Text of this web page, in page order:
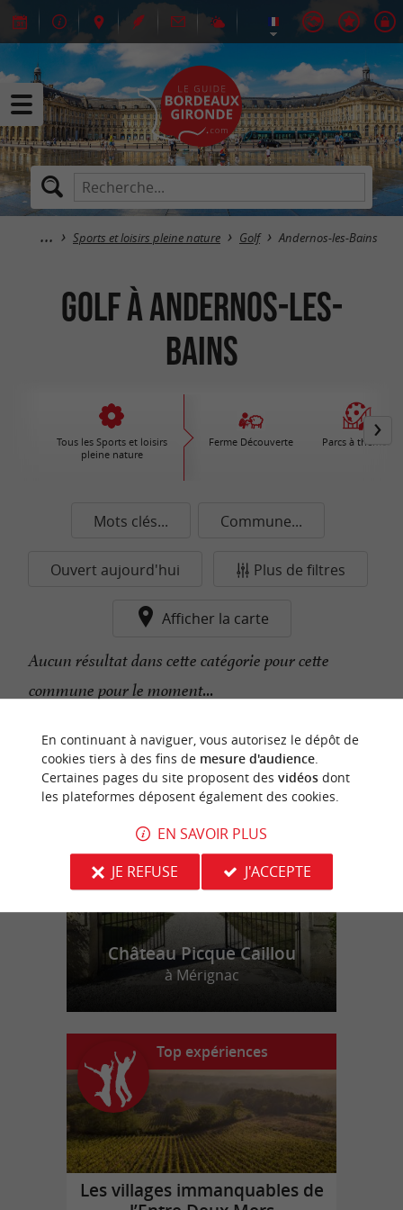
Sports et loisirs pleine nature Golf Andernos-les-Bains
Golf à Andernos-les-
Bains
Tous les Sports et loisirs
pleine nature
Ferme Découverte Parcs à thèmes
Mots clés... Commune...
Ouvert aujourd'hui Plus de filtres
Afficher la carte
Aucun résultat dans cette catégorie pour cette
commune pour le moment...
n
o
t
r
e
c
o
u
p
d
e
c
o
e
u
r
Château Picque Caillou
à Mérignac
Top expériences
Les villages immanquables de
En continuant à naviguer, vous autorisez le dépôt de
cookies tiers à des fins de mesure d'audience.
Certaines pages du site proposent des vidéosdont
les plateformes déposent également des cookies.
EN SAVOIR PLUS
JE REFUSE
J'ACCEPTE